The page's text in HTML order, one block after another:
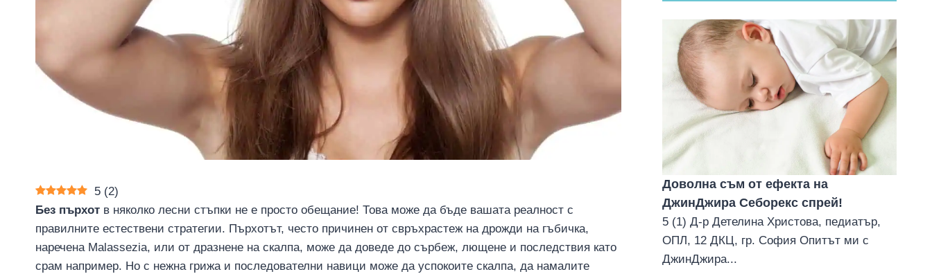
5 (2)
Без пърхот в няколко лесни стъпки не е просто обещание! Това може да бъде вашата реалност с
правилните естествени стратегии. Пърхотът, често причинен от свръхрастеж на дрожди на гъбичка,
наречена Malassezia, или от дразнене на скалпа, може да доведе до сърбеж, лющене и последствия като
срам например. Но с нежна грижа и последователни навици може да успокоите скалпа, да намалите
Доволна съм от ефекта на
ДжинДжира Себорекс спрей!
5 (1) Д-р Детелина Христова, педиатър,
ОПЛ, 12 ДКЦ, гр. София Опитът ми с
ДжинДжира...